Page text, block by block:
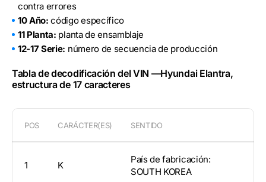
contra errores
10 Año: código específico
11 Planta: planta de ensamblaje
12-17 Serie: número de secuencia de producción
Tabla de decodificación del VIN —Hyundai Elantra,
estructura de 17 caracteres
POS CARÁCTER(ES) SENTIDO
1 K
País de fabricación:
SOUTH KOREA